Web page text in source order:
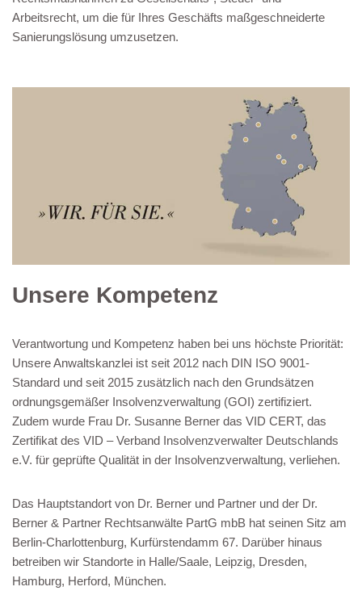
Arbeitsrecht, um die für Ihres Geschäfts maßgeschneiderte
Sanierungslösung umzusetzen.
Unsere Kompetenz
Verantwortung und Kompetenz haben bei uns höchste Priorität:
Unsere Anwaltskanzlei ist seit 2012 nach DIN ISO 9001-
Standard und seit 2015 zusätzlich nach den Grundsätzen
ordnungsgemäßer Insolvenzverwaltung (GOI) zertifiziert.
Zudem wurde Frau Dr. Susanne Berner das VID CERT, das
Zertifikat des VID – Verband Insolvenzverwalter Deutschlands
e.V. für geprüfte Qualität in der Insolvenzverwaltung, verliehen.
Das Hauptstandort von Dr. Berner und Partner und der Dr.
Berner & Partner Rechtsanwälte PartG mbB hat seinen Sitz am
Berlin-Charlottenburg, Kurfürstendamm 67. Darüber hinaus
betreiben wir Standorte in Halle/Saale, Leipzig, Dresden,
Hamburg, Herford, München.